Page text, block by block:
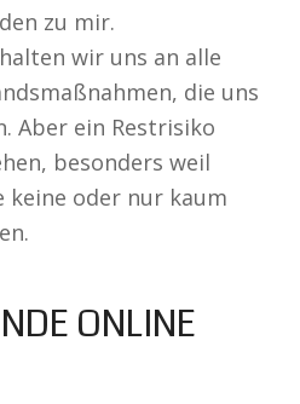
zu mir.
wir uns an alle
die uns
Aber ein Restrisiko
besonders weil
keine oder nur kaum
ONLINE